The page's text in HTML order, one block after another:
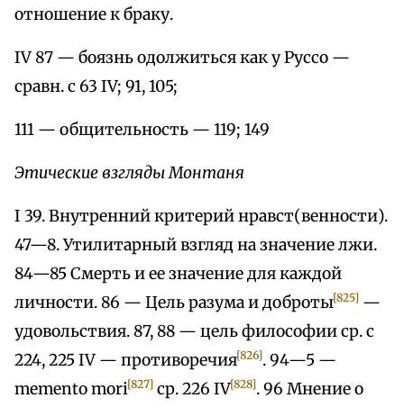
отношение к браку.
IV 87 — боязнь одолжиться как у Руссо —
сравн. с 63 IV; 91, 105;
111 — общительность — 119; 149
Этические взгляды Монтаня
I 39. Внутренний критерий нравст(венности).
47—8. Утилитарный взгляд на значение лжи.
84—85 Смерть и ее значение для каждой
личности. 86 — Цель разума и доброты[825] —
удовольствия. 87, 88 — цель философии ср. с
224, 225 IV — противоречия[826]. 94—5 —
memento mori[827] ср. 226 IV[828]. 96 Мнение о